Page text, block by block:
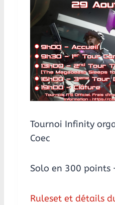
Tournoi Infinity
Coec
Solo en 300 points
Ruleset et détails